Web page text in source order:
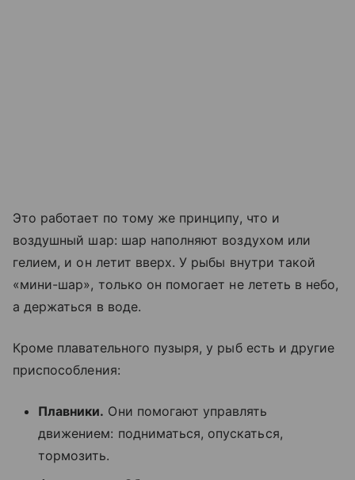
Это работает по тому же принципу, что и
воздушный шар: шар наполняют воздухом или
гелием, и он летит вверх. У рыбы внутри такой
«мини-шар», только он помогает не лететь в небо,
а держаться в воде.
Кроме плавательного пузыря, у рыб есть и другие
приспособления:
Плавники. Они помогают управлять
движением: подниматься, опускаться,
тормозить.